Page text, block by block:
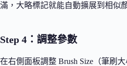
滿，大略標記就能自動擴展到相似
Step 4：調整參數
在右側面板調整 Brush Size（筆刷大